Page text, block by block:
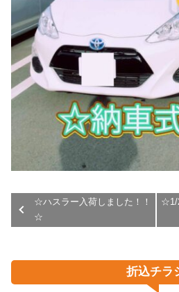
☆ハスラー入荷しました！！
☆
☆1/
折込チラ